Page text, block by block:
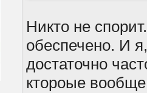
Никто не
обеспечено. И
достаточно
ктороые